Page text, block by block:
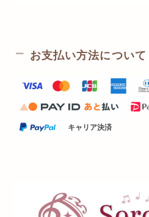
お支払い方法について
キャリア決済